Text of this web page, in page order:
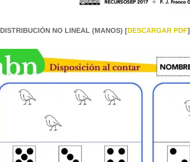
DISTRIBUCIÓN NO LINEAL (MANOS) [DESCARGAR PDF]